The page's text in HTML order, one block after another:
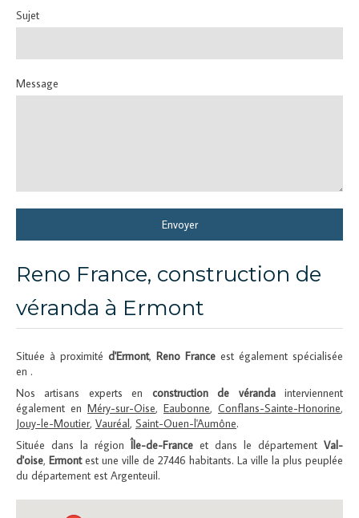
Sujet
Message
Envoyer
Reno France, construction de
véranda à Ermont
Située à proximité d'Ermont, Reno France est également spécialisée
en .
Nos artisans experts en construction de vérandainterviennent
également en Méry-sur-Oise, Eaubonne, Conflans-Sainte-Honorine,
Jouy-le-Moutier, Vauréal, Saint-Ouen-l'Aumône.
Située dans la régionÎle-de-France et dans le département Val-
d'oise, Ermontest une ville de 27446 habitants. La ville la plus peuplée
du département est Argenteuil.